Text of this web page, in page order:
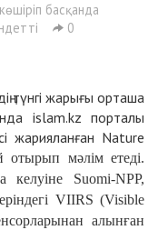
басқанда
0
түнгі жарығы орташа
islam.kz порталы
жарияланған Nature
отырып мәлім етеді.
Suomi-NPP,
VIIRS (Visible
алынған